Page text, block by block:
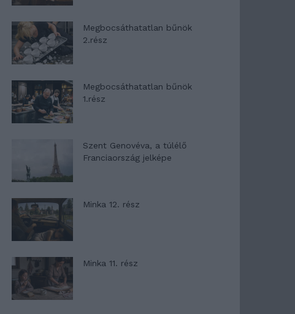
Megbocsáthatatlan bűnök
2.rész
Megbocsáthatatlan bűnök
1.rész
Szent Genovéva, a túlélő
Franciaország jelképe
Minka 12. rész
Minka 11. rész